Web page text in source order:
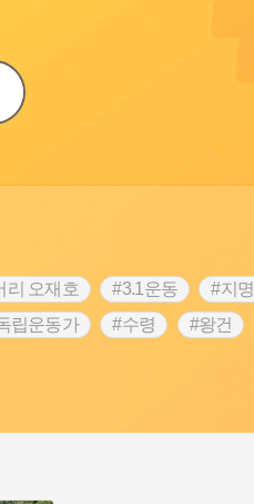
리 오재호 #3.1운동 #지명
립운동가 #수령 #왕건
#내시 #내성 #먼우금